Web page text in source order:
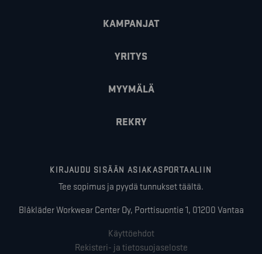
KAMPANJAT
YRITYS
MYYMÄLÄ
REKRY
KIRJAUDU SISÄÄN ASIAKASPORTAALIIN
Tee sopimus ja pyydä tunnukset täältä.
Blåkläder Workwear Center Oy, Porttisuontie 1, 01200 Vantaa
Käyttöehdot
Rekisteri- ja tietosuojaseloste